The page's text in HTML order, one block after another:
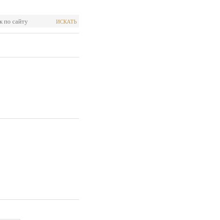
ИСКАТЬ